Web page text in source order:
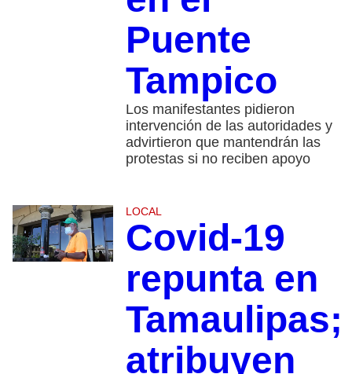
Puente
Tampico
Los manifestantes pidieron
intervención de las autoridades y
advirtieron que mantendrán las
protestas si no reciben apoyo
LOCAL
Covid-19
repunta en
Tamaulipas;
atribuyen